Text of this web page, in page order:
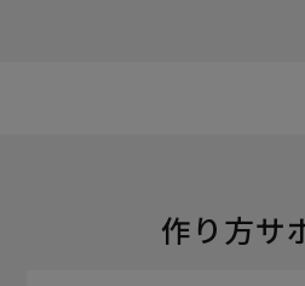
作り方サ